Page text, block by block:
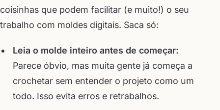
coisinhas que podem facilitar (e muito!) o seu
trabalho com moldes digitais. Saca só:
Leia o molde inteiro antes de começar:
Parece óbvio, mas muita gente já começa a
crochetar sem entender o projeto como um
todo. Isso evita erros e retrabalhos.